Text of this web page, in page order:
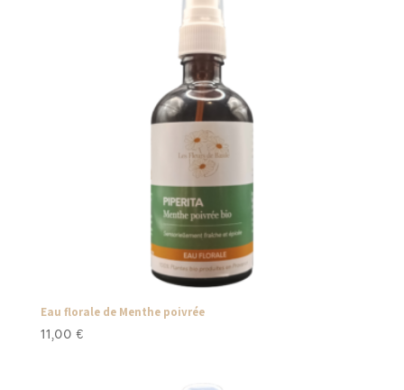
Eau florale de Menthe poivrée
11,00 €